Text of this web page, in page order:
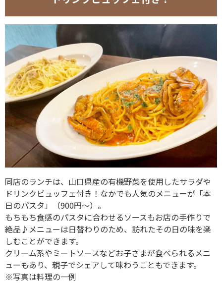
同店のランチは、山口県産の有機野菜を使用したサラダや
ドリンクビュッフェ付き！なかでも人気のメニューが「本
日のパスタ」（900円～）。
もちもち食感のパスタに合わせるソースもお店の手作りで
絶品♪メニューは日替わりのため、訪れたその日の味を楽
しむことができます。
クリーム系やミートソースなどお子さまが食べられるメニ
ューもあり、親子でシェアして味わうこともできます。
※写真は料理の一例